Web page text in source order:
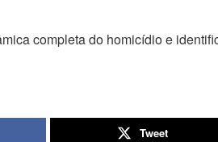
completa do homicídio e
Tweet